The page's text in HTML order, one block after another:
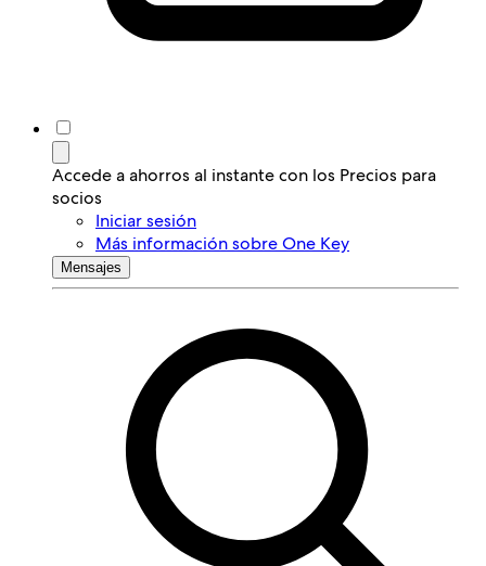
Accede a ahorros al instante con los Precios para
socios
Iniciar sesión
Más información sobre One Key
Mensajes